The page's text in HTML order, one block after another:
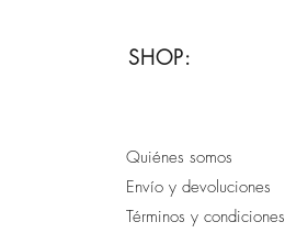
SHOP:
Quiénes somos
Envío y devoluciones
Términos y condiciones